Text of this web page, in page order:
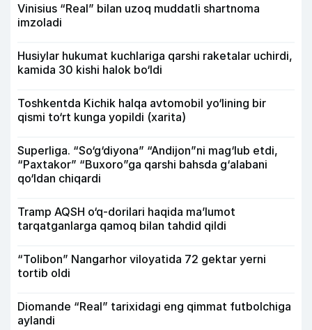
Vinisius “Real” bilan uzoq muddatli shartnoma
imzoladi
Husiylar hukumat kuchlariga qarshi raketalar uchirdi,
kamida 30 kishi halok bo‘ldi
Toshkentda Kichik halqa avtomobil yo‘lining bir
qismi to‘rt kunga yopildi (xarita)
Superliga. “So‘g‘diyona” “Andijon”ni mag‘lub etdi,
“Paxtakor” “Buxoro”ga qarshi bahsda g‘alabani
qo‘ldan chiqardi
Tramp AQSH o‘q-dorilari haqida ma’lumot
tarqatganlarga qamoq bilan tahdid qildi
“Tolibon” Nangarhor viloyatida 72 gektar yerni
tortib oldi
Diomande “Real” tarixidagi eng qimmat futbolchiga
aylandi